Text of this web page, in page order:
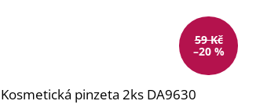
59 Kč
–20 %
Kosmetická pinzeta 2ks DA9630